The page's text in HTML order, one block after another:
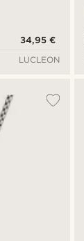
34,95 €
LUCLEON